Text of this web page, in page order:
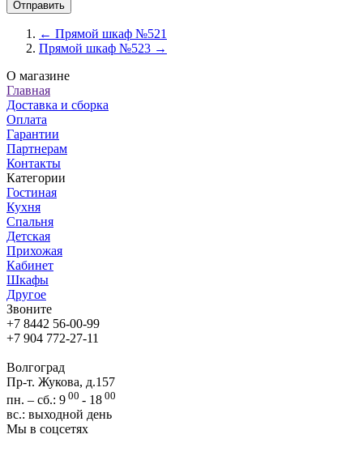
← Прямой шкаф №521
Прямой шкаф №523 →
О магазине
Главная
Доставка и сборка
Оплата
Гарантии
Партнерам
Контакты
Категории
Гостиная
Кухня
Спальня
Детская
Прихожая
Кабинет
Шкафы
Другое
Звоните
+7 8442 56-00-99
+7 904 772-27-11
Волгоград
Пр-т. Жукова, д.157
пн. – сб.: 9 00 - 18 00
вс.: выходной день
Мы в соцсетях